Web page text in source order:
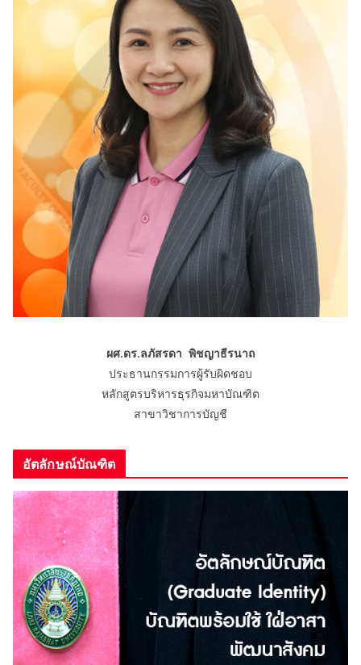
ผศ.ดร.ลภัสรดา พิชญาธีรนาถ
ประธานกรรมการผู้รับผิดชอบ
หลักสูตรบริหารธุรกิจมหาบัณฑิต
สาขาวิชาการบัญชี
อัตลักษณ์บัณฑิต